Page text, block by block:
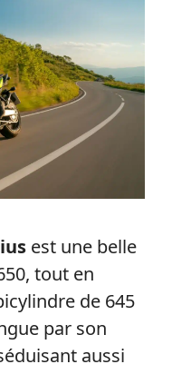
est une belle
tout en
de 645
par son
aussi